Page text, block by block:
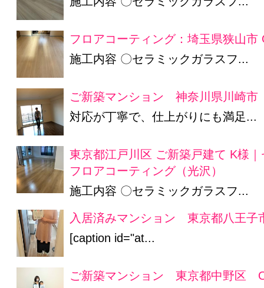
フロアコーティング：埼玉県狭山市
施工内容 〇セラミックガラスフ...
ご新築マンション 神奈川県川崎
対応が丁寧で、仕上がりにも満足...
東京都江戸川区 ご新築戸建て K様
フロアコーティング（光沢）
施工内容 〇セラミックガラスフ...
入居済みマンション 東京都八王
[caption id="at...
ご新築マンション 東京都中野区